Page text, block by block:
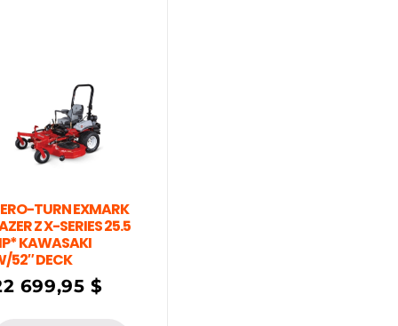
TURN EXMARK
Z X-SERIES 25.5
KAWASAKI
52″ DECK
699,95 $